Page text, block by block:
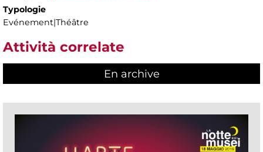
Typologie
Evénement|Théâtre
Attività correlate
En archive